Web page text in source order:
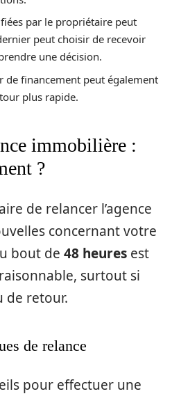
par le propriétaire peut
peut choisir de recevoir
une décision.
de financement peut également
plus rapide.
immobilière :
?
de relancer l’agence
concernant votre
bout de 48 heures est
surtout si
de retour.
de relance
pour effectuer une